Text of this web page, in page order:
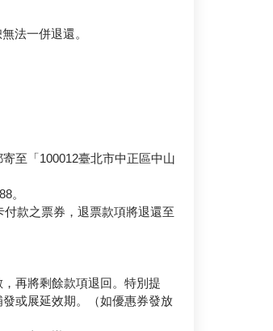
法一併退還。
至「100012臺北市中正區中山
。
款之票券，退票款項將退還至
再將剩餘款項退回。特別提
或展延效期。（如優惠券發放